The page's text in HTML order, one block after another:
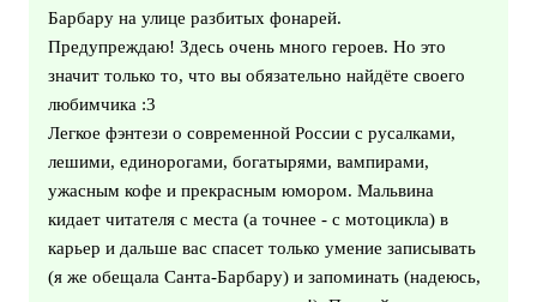
Барбару на улице разбитых фонарей.
Предупреждаю! Здесь очень много героев. Но это
значит только то, что вы обязательно найдёте своего
любимчика :3
Легкое фэнтези о современной России с русалками,
лешими, единорогами, богатырями, вампирами,
ужасным кофе и прекрасным юмором. Мальвина
кидает читателя с места (а точнее - с мотоцикла) в
карьер и дальше вас спасет только умение записывать
(я же обещала Санта-Барбару) и запоминать (надеюсь,